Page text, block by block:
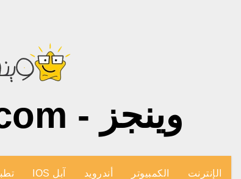
وينجز - wingiz.com
الإنترنت الكمبيوتر أندرويد آبل IOS